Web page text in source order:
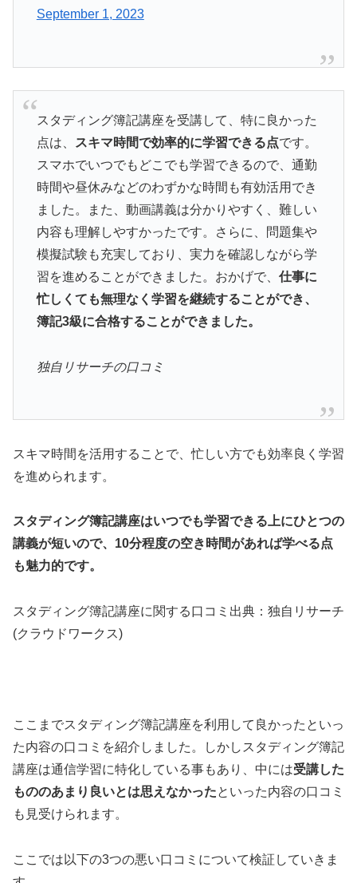
September 1, 2023
スタディング簿記講座を受講して、特に良かった
点は、
スキマ時間で効率的に学習できる点です。
スマホでいつでもどこでも学習できるので、通勤
時間や昼休みなどのわずかな時間も有効活用でき
ました。また、動画講義は分かりやすく、難しい
内容も理解しやすかったです。さらに、問題集や
模擬試験も充実しており、実力を確認しながら学
習を進めることができました。おかげで、 仕事に
忙しくても無理なく学習を継続することができ、
簿記3級に合格することができました。
独自リサーチの口コミ
スキマ時間を活用することで、忙しい方でも効率良く学習
を進められます。
スタディング簿記講座はいつでも学習できる上にひとつの
講義が短いので、10分程度の空き時間があれば学べる点
も魅力的です。
スタディング簿記講座に関する口コミ出典：独自リサーチ
(クラウドワークス)
ここまでスタディング簿記講座を利用して良かったといっ
た内容の口コミを紹介しました。しかしスタディング簿記
講座は通信学習に特化している事もあり、中には受講した
もののあまり良いとは思えなかったといった内容の口コミ
も見受けられます。
ここでは以下の3つの悪い口コミについて検証していきま